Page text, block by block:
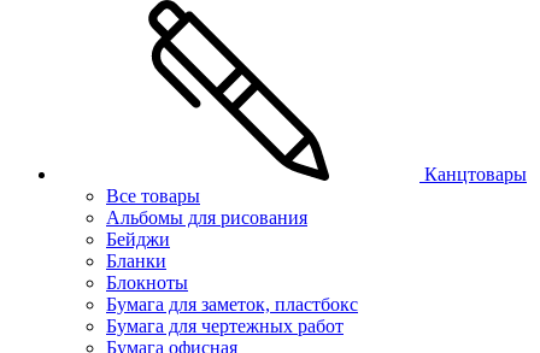
Канцтовары
Все товары
Альбомы для рисования
Бейджи
Бланки
Блокноты
Бумага для заметок, пластбокс
Бумага для чертежных работ
Бумага офисная